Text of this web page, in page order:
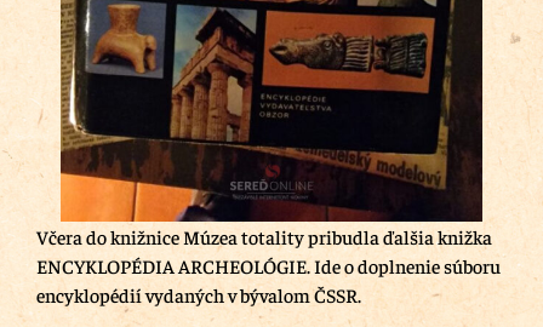
Včera do knižnice Múzea totality pribudla ďalšia knižka
ENCYKLOPÉDIA ARCHEOLÓGIE. Ide o doplnenie súboru
encyklopédií vydaných v bývalom ČSSR.